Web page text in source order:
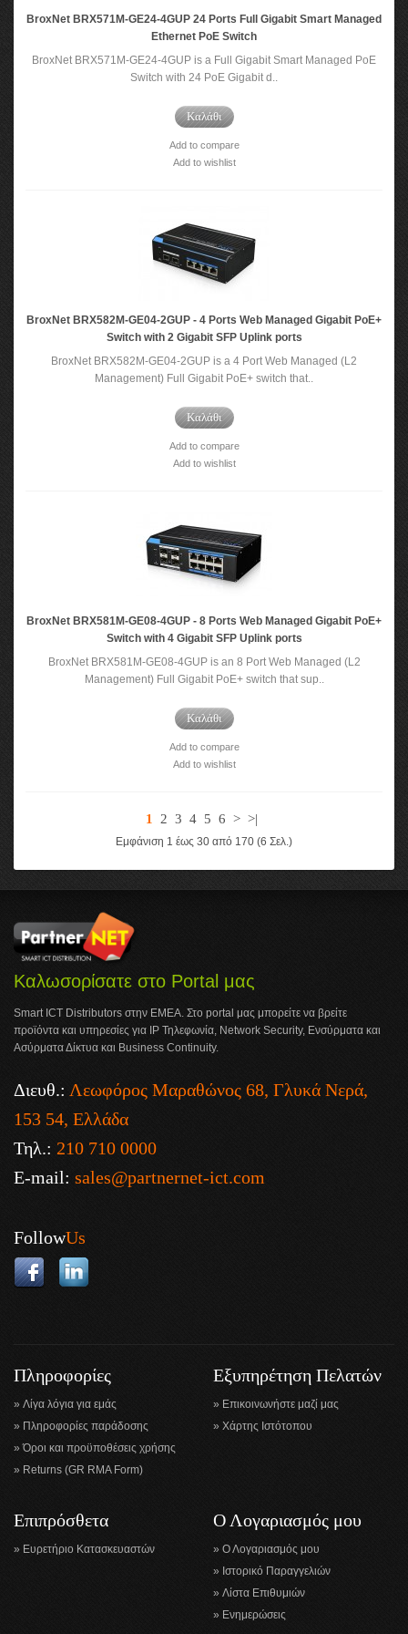
BroxNet BRX571M-GE24-4GUP 24 Ports Full Gigabit Smart Managed
Ethernet PoE Switch
BroxNet BRX571M-GE24-4GUP is a Full Gigabit Smart Managed PoE
Switch with 24 PoE Gigabit d..
Καλάθι
Add to compare
Add to wishlist
BroxNet BRX582M-GE04-2GUP - 4 Ports Web Managed Gigabit PoE+
Switch with 2 Gigabit SFP Uplink ports
BroxNet BRX582M-GE04-2GUP is a 4 Port Web Managed (L2
Management) Full Gigabit PoE+ switch that..
Καλάθι
Add to compare
Add to wishlist
BroxNet BRX581M-GE08-4GUP - 8 Ports Web Managed Gigabit PoE+
Switch with 4 Gigabit SFP Uplink ports
BroxNet BRX581M-GE08-4GUP is an 8 Port Web Managed (L2
Management) Full Gigabit PoE+ switch that sup..
Καλάθι
Add to compare
Add to wishlist
1 2 3 4 5 6 > >|
Εμφάνιση 1 έως 30 από 170 (6 Σελ.)
Καλωσορίσατε στο Portal μας
Smart ICT Distributors στην ΕΜΕΑ. Στο portal μας μπορείτε να βρείτε
προϊόντα και υπηρεσίες για IP Τηλεφωνία, Network Security, Ενσύρματα και
Ασύρματα Δίκτυα και Business Continuity.
Διευθ.: Λεωφόρος Μαραθώνος 68, Γλυκά Νερά,
153 54, Ελλάδα
Τηλ.: 210 710 0000
E-mail: sales@partnernet-ict.com
FollowUs
Πληροφορίες
Λίγα λόγια για εμάς
Πληροφορίες παράδοσης
Όροι και προϋποθέσεις χρήσης
Returns (GR RMA Form)
Εξυπηρέτηση Πελατών
Επικοινωνήστε μαζί μας
Χάρτης Ιστότοπου
Επιπρόσθετα
Ευρετήριο Κατασκευαστών
Ο Λογαριασμός μου
Ο Λογαριασμός μου
Ιστορικό Παραγγελιών
Λίστα Επιθυμιών
Ενημερώσεις